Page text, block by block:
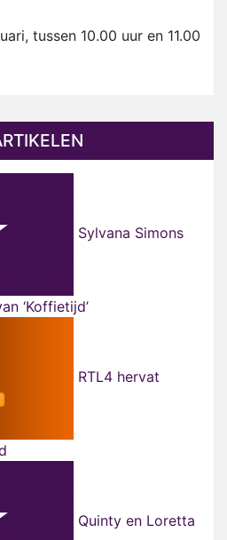
tussen 10.00 uur en 11.00
Sylvana Simons
‘Koffietijd’
RTL4 hervat
Quinty en Loretta